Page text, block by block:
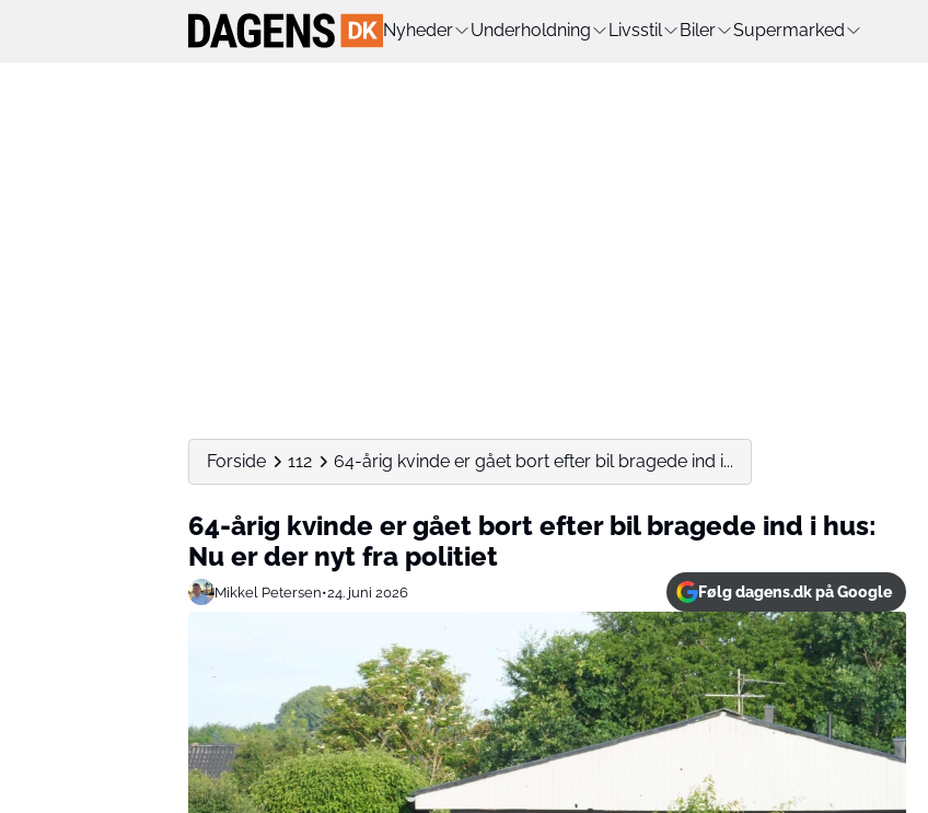
Nyheder Underholdning Livsstil Biler Supermarked
Forside 112 64-årig kvinde er gået bort efter bil bragede ind i...
64-årig kvinde er gået bort efter bil bragede ind i hus:
Nu er der nyt fra politiet
Mikkel Petersen•24. juni 2026 Følg dagens.dk på Google